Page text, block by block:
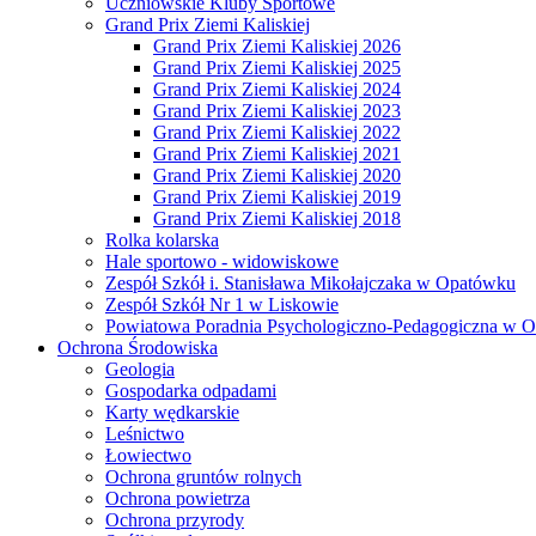
Grand Prix Ziemi Kaliskiej
Grand Prix Ziemi Kaliskiej 2026
Grand Prix Ziemi Kaliskiej 2025
Grand Prix Ziemi Kaliskiej 2024
Grand Prix Ziemi Kaliskiej 2023
Grand Prix Ziemi Kaliskiej 2022
Grand Prix Ziemi Kaliskiej 2021
Grand Prix Ziemi Kaliskiej 2020
Grand Prix Ziemi Kaliskiej 2019
Grand Prix Ziemi Kaliskiej 2018
Rolka kolarska
Hale sportowo - widowiskowe
Zespół Szkół i. Stanisława Mikołajczaka w Opatówku
Zespół Szkół Nr 1 w Liskowie
Powiatowa Poradnia Psychologiczno-Pedagogiczna w
Ochrona Środowiska
Geologia
Gospodarka odpadami
Karty wędkarskie
Leśnictwo
Łowiectwo
Ochrona gruntów rolnych
Ochrona powietrza
Ochrona przyrody